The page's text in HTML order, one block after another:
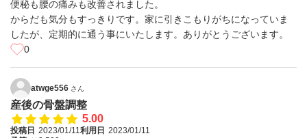
便秘も腰の痛みも改善されました。
からだも気分もすっきりです。家に引きこもりがちになっていま
したが、定期的に通う事にいたします。ありがとうございます。
0
atwge556 さん
産後の骨盤調整
5.00
投稿日 2023/01/11利用日 2023/01/11